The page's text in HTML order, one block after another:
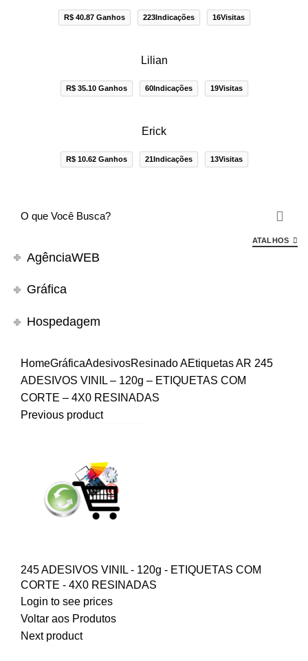
R$ 40.87 Ganhos 223Indicações 16Visitas
Lilian
R$ 35.10 Ganhos 60Indicações 19Visitas
Erick
R$ 10.62 Ganhos 21Indicações 13Visitas
ATALHOS
AgênciaWEB
Gráfica
Hospedagem
HomeGráficaAdesivosResinado AEtiquetas AR 245
ADESIVOS VINIL – 120g – ETIQUETAS COM
CORTE – 4X0 RESINADAS
Previous product
245 ADESIVOS VINIL - 120g - ETIQUETAS COM
CORTE - 4X0 RESINADAS
Login to see prices
Voltar aos Produtos
Next product